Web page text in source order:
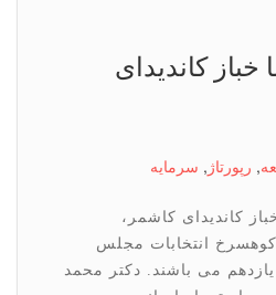
كاندیدای
, سرمایه
كاشمر،
انتخابات مجلس
باشند. دکتر محمد